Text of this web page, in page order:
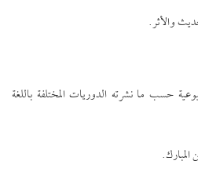
حسب ما نشرته الدوريات المختلفة باللغة